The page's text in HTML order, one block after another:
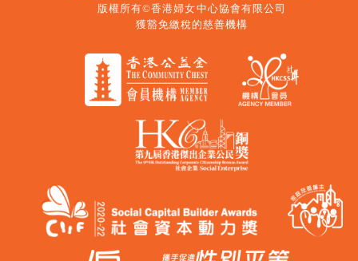
版權所有©香港婦女中心協會有限公司
獲豁免繳稅的慈善機構